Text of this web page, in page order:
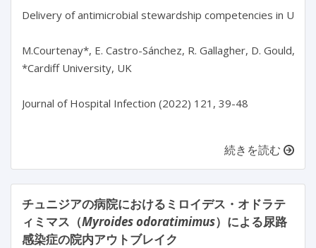
Delivery of antimicrobial stewardship competencies in UK
M.Courtenay*, E. Castro-Sánchez, R. Gallagher, D. Gould,
*Cardiff University, UK
Journal of Hospital Infection (2022) 121, 39-48
続きを読む
チュニジアの病院におけるミロイデス・オドラテ
ィミマス（Myroides odoratimimus）による尿路
感染症の院内アウトブレイク